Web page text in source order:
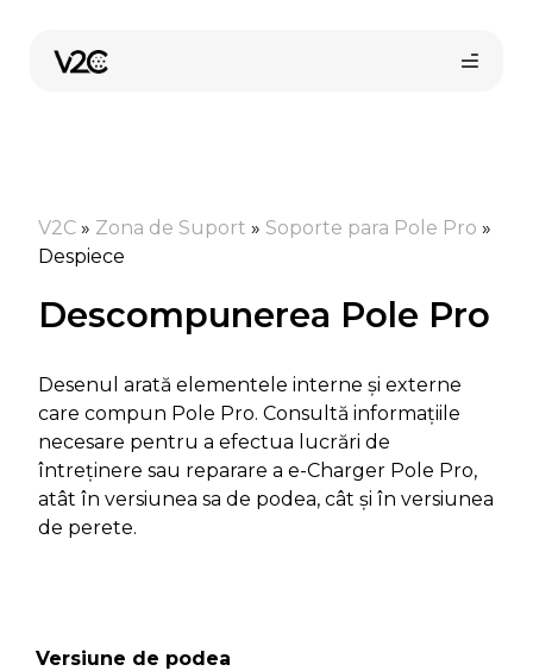
conținut
Cumpără online
V2C » Zona de Suport » Soporte para Pole Pro »
Despiece
Descompunerea Pole Pro
Desenul arată elementele interne și externe
care compun Pole Pro. Consultă informațiile
necesare pentru a efectua lucrări de
întreținere sau reparare a e-Charger Pole Pro,
atât în versiunea sa de podea, cât și în versiunea
de perete.
Versiune de podea